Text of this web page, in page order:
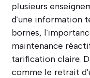
plusieurs
d'une information
bornes,
maintenance
tarification claire.
comme le retrait